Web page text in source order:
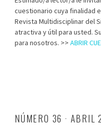
cuestionario cuya finalidad
Revista Multidisciplinar del
atractiva y útil para usted.
para nosotros. >> ABRIR
NÚMERO 36 · ABRIL